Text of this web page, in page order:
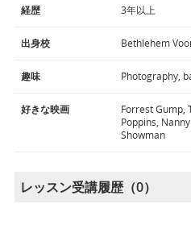
経歴 3年以上
出身校 Bethlehem
趣味 Photography,
好きな映画
Forrest Gump,
Poppins,
Showman
レッスン受講履歴（0）